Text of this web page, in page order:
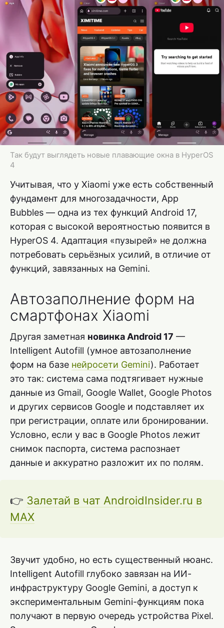
Так будут выглядеть новые плавающие окна в HyperOS
4
Учитывая, что у Xiaomi уже есть собственный
фундамент для многозадачности, App
Bubbles — одна из тех функций Android 17,
которая с высокой вероятностью появится в
HyperOS 4. Адаптация «пузырей» не должна
потребовать серьёзных усилий, в отличие от
функций, завязанных на Gemini.
Автозаполнение форм на
смартфонах Xiaomi
Другая заметная новинка Android 17 —
Intelligent Autofill (умное автозаполнение
форм на базе нейросети Gemini). Работает
это так: система сама подтягивает нужные
данные из Gmail, Google Wallet, Google Photos
и других сервисов Google и подставляет их
при регистрации, оплате или бронировании.
Условно, если у вас в Google Photos лежит
снимок паспорта, система распознает
данные и аккуратно разложит их по полям.
👉 Залетай в чат AndroidInsider.ru в
MAX
Звучит удобно, но есть существенный нюанс.
Intelligent Autofill глубоко завязан на ИИ-
инфраструктуру Google Gemini, а доступ к
экспериментальным Gemini-функциям пока
получают в первую очередь устройства Pixel.